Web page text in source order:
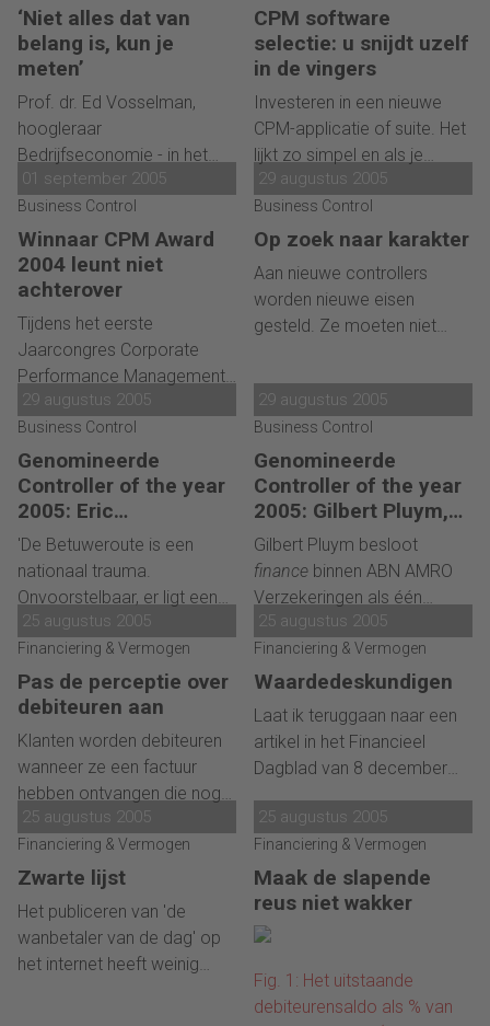
Industries Europe, bewijst
van niet. Verschillen in
omvang en cultuur vereisen
verschillen in aanpak, vindt
Kiesouw. En ondertussen
begeleide hij ook de niet
aflatende stroom
acquisities van Watts
verscherpte eisen in
financiële verslaglegging en
interne veranderingen een
grotere uitdaging dan ooit.
'We zijn bezig met de
omslag om meer vanuit een
economisch perspectief
naar het bedrijfsgebeuren te
alleen de boekhoudkundige
resultaten.'
‘Niet alles dat van
belang is, kun je
meten’
Prof. dr. Ed Vosselman,
hoogleraar
Bedrijfseconomie - in het
bijzonder Management
Accounting & Control - aan
de Erasmus Universiteit
Rotterdam, kijkt zorgelijk
naar de huidige
ontwikkelingen op het
gebied van
prestatiemeetsystemen.
'Alle moderne
prestatiemeetsystemen zijn
De verkeerde prikkels
worden toegediend.'
CPM software
selectie: u snijdt uzelf
in de vingers
Investeren in een nieuwe
CPM-applicatie of suite. Het
lijkt zo simpel en als je
iemand vraagt hoe je dat
het beste kunt doen, dan
sommen ze allemaal het
stappen op.
01 september 2005
Business Control
Winnaar CPM Award
2004 leunt niet
achterover
Tijdens het eerste
Jaarcongres Corporate
Performance Management,
vorig jaar, is de Award voor
de meest succesvolle CPM-
case uitgereikt aan
Agrifund. Inmiddels is het
bedrijf omgedoopt tot
Sovion . Hoe vergaat het de
grootste agrarische
onderneming van Nederland
nu op CPM-gebied?
29 augustus 2005
Business Control
Op zoek naar karakter
Aan nieuwe controllers
worden nieuwe eisen
gesteld. Ze moeten niet
goede controller
onderscheidt zich vooral
door zijn
karaktereigenschappen.
Iemand met
overtuigingskracht die van
aanpakken weet, heeft
grote kans van slagen.
29 augustus 2005
Business Control
Genomineerde
Controller of the year
2005: Eric
Kemperman, TowRail
'De Betuweroute is een
nationaal trauma.
Onvoorstelbaar, er ligt een
blinkend nieuwe verbinding,
gebouwd van vierenhalf
miljard euro aan
gemeenschapsgeld. En
grotere hoeveelheid vracht
overspoelen. Hoe is het
mogelijk dat we daar een
probleem van maken?'
29 augustus 2005
Business Control
Genomineerde
Controller of the year
2005: Gilbert Pluym,
ABN Amro
Verzekeringen
Gilbert Pluym besloot
finance binnen ABN AMRO
Verzekeringen als één
afdeling in te richten. Alle
informatie van deze joint
venture van ABN AMRO en
onder zijn verantwoording
naar buiten. 'De
samenwerking is beter. Wij
zijn als finance echt één club
geworden.'
25 augustus 2005
Financiering & Vermogen
Pas de perceptie over
debiteuren aan
Klanten worden debiteuren
wanneer ze een factuur
hebben ontvangen die nog
niet is betaald. In theorie
moet binnen de gestelde
betalingstermijn de
maar de praktijk leert dat
debiteuren steeds vaker van
mening zijn dat het ook na
25 augustus 2005
Financiering & Vermogen
Waardedeskundigen
Laat ik teruggaan naar een
artikel in het Financieel
Dagblad van 8 december
Vis docent bij de VVCM dat
alle credit managers
'waardedeskundigen'
moeten worden. Ik begreep
dat niet. Wij als
immers altijd naar het
recente jaarverslag van een
25 augustus 2005
Financiering & Vermogen
Zwarte lijst
Het publiceren van 'de
wanbetaler van de dag' op
het internet heeft weinig
25 augustus 2005
Financiering & Vermogen
Maak de slapende
reus niet wakker
Fig. 1: Het uitstaande
debiteurensaldo als % van